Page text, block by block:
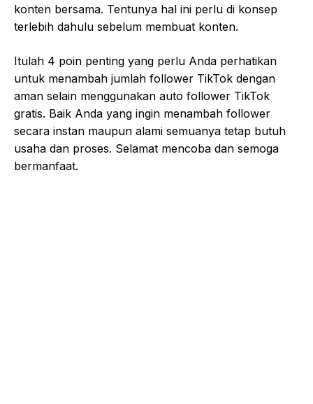
konten bersama. Tentunya hal ini perlu di konsep
terlebih dahulu sebelum membuat konten.
Itulah 4 poin penting yang perlu Anda perhatikan
untuk menambah jumlah follower TikTok dengan
aman selain menggunakan auto follower TikTok
gratis. Baik Anda yang ingin menambah follower
secara instan maupun alami semuanya tetap butuh
usaha dan proses. Selamat mencoba dan semoga
bermanfaat.